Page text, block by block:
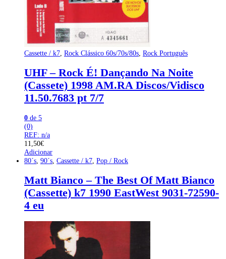
Cassette / k7, Rock Clássico 60s/70s/80s, Rock Português
UHF – Rock É! Dançando Na Noite
(Cassete) 1998 AM.RA Discos/Vidisco
11.50.7683 pt 7/7
0 de 5
(0)
REF: n/a
11,50€
Adicionar
80´s, 90´s, Cassette / k7, Pop / Rock
Matt Bianco – The Best Of Matt Bianco
(Cassette) k7 1990 EastWest 9031-72590-
4 eu